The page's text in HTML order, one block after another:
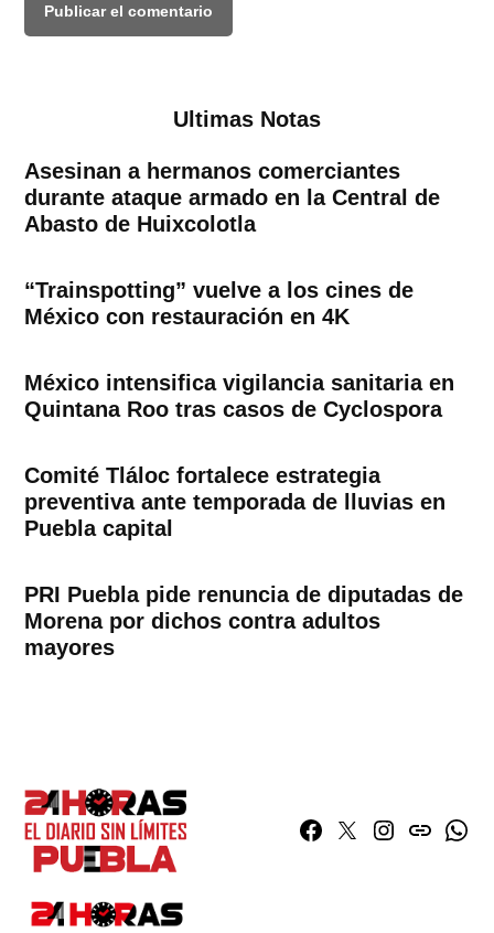
Ultimas Notas
Asesinan a hermanos comerciantes
durante ataque armado en la Central de
Abasto de Huixcolotla
“Trainspotting” vuelve a los cines de
México con restauración en 4K
México intensifica vigilancia sanitaria en
Quintana Roo tras casos de Cyclospora
Comité Tláloc fortalece estrategia
preventiva ante temporada de lluvias en
Puebla capital
PRI Puebla pide renuncia de diputadas de
Morena por dichos contra adultos
mayores
Facebook
TwitterInstagram
issuu